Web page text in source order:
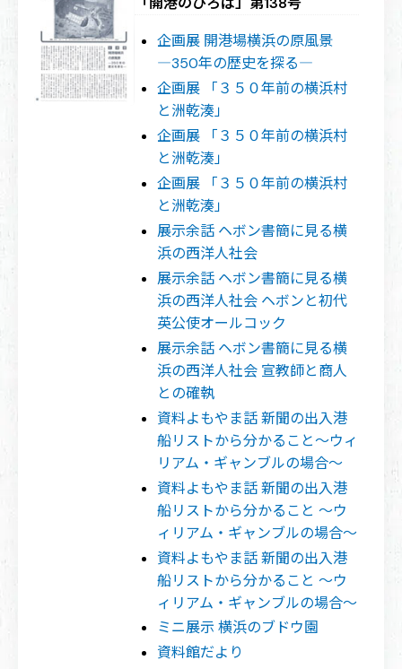
企画展 開港場横浜の原風景
―350年の歴史を探る―
企画展 「３５０年前の横浜村
と洲乾湊」
企画展 「３５０年前の横浜村
と洲乾湊」
企画展 「３５０年前の横浜村
と洲乾湊」
展示余話 ヘボン書簡に見る横
浜の西洋人社会
展示余話 ヘボン書簡に見る横
浜の西洋人社会 ヘボンと初代
英公使オールコック
展示余話 ヘボン書簡に見る横
浜の西洋人社会 宣教師と商人
との確執
資料よもやま話 新聞の出入港
船リストから分かること〜ウィ
リアム・ギャンブルの場合〜
資料よもやま話 新聞の出入港
船リストから分かること 〜ウ
ィリアム・ギャンブルの場合〜
資料よもやま話 新聞の出入港
船リストから分かること 〜ウ
ィリアム・ギャンブルの場合〜
ミニ展示 横浜のブドウ園
資料館だより